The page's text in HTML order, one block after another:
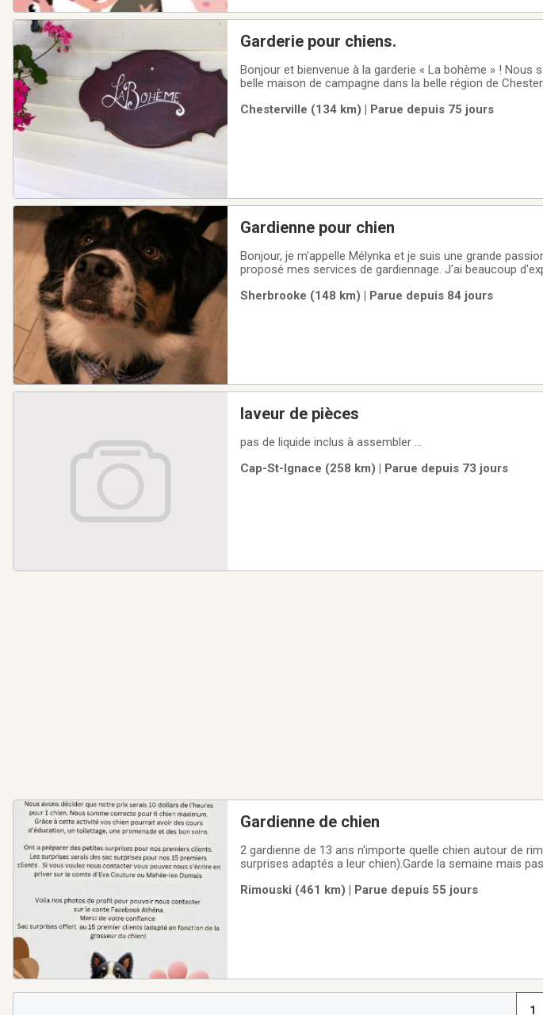
Garderie pour chiens.
Bonjour et bienvenue à la garderie « La bohème » !
belle maison de campagne dans la belle région de
durant leur séjour! Nous avons un bel
Chesterville (134 km) | Parue depuis 75 jours
Gardienne pour chien
Bonjour, je m'appelle Mélynka et je suis une grande
proposé mes services de gardiennage. J'ai beaucoup
de confier votre chien.si
Sherbrooke (148 km) | Parue depuis 84 jours
laveur de pièces
pas de liquide inclus à assembler ...
Cap-St-Ignace (258 km) | Parue depuis 73 jours
Gardienne de chien
2 gardienne de 13 ans n'importe quelle chien autour de
surprises adaptés a leur chien).Garde la semaine mais
Rimouski (461 km) | Parue depuis 55 jours
1